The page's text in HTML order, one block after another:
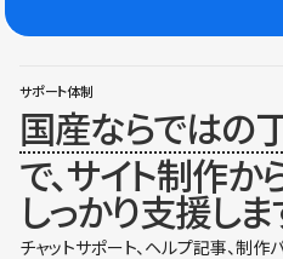
サポート体制
国産ならではの
で、サイト制作か
しっかり支援しま
チャットサポート、ヘルプ記事、制作